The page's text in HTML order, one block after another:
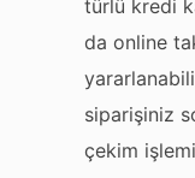
türlü kredi
da online
siparişiniz
çekim